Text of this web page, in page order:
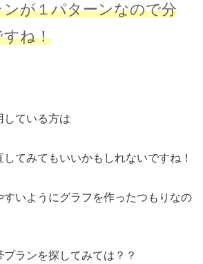
が１パターンなので分
ね！
している方は
てみてもいいかもしれないですね！
すいようにグラフを作ったつもりなの
ランを探してみては？？